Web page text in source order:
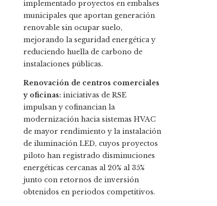
implementado proyectos en embalses
municipales que aportan generación
renovable sin ocupar suelo,
mejorando la seguridad energética y
reduciendo huella de carbono de
instalaciones públicas.
Renovación de centros comerciales
y oficinas: iniciativas de RSE
impulsan y cofinancian la
modernización hacia sistemas HVAC
de mayor rendimiento y la instalación
de iluminación LED, cuyos proyectos
piloto han registrado disminuciones
energéticas cercanas al 20% al 35%
junto con retornos de inversión
obtenidos en periodos competitivos.